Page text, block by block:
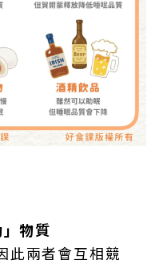
物質
此兩者會互相競